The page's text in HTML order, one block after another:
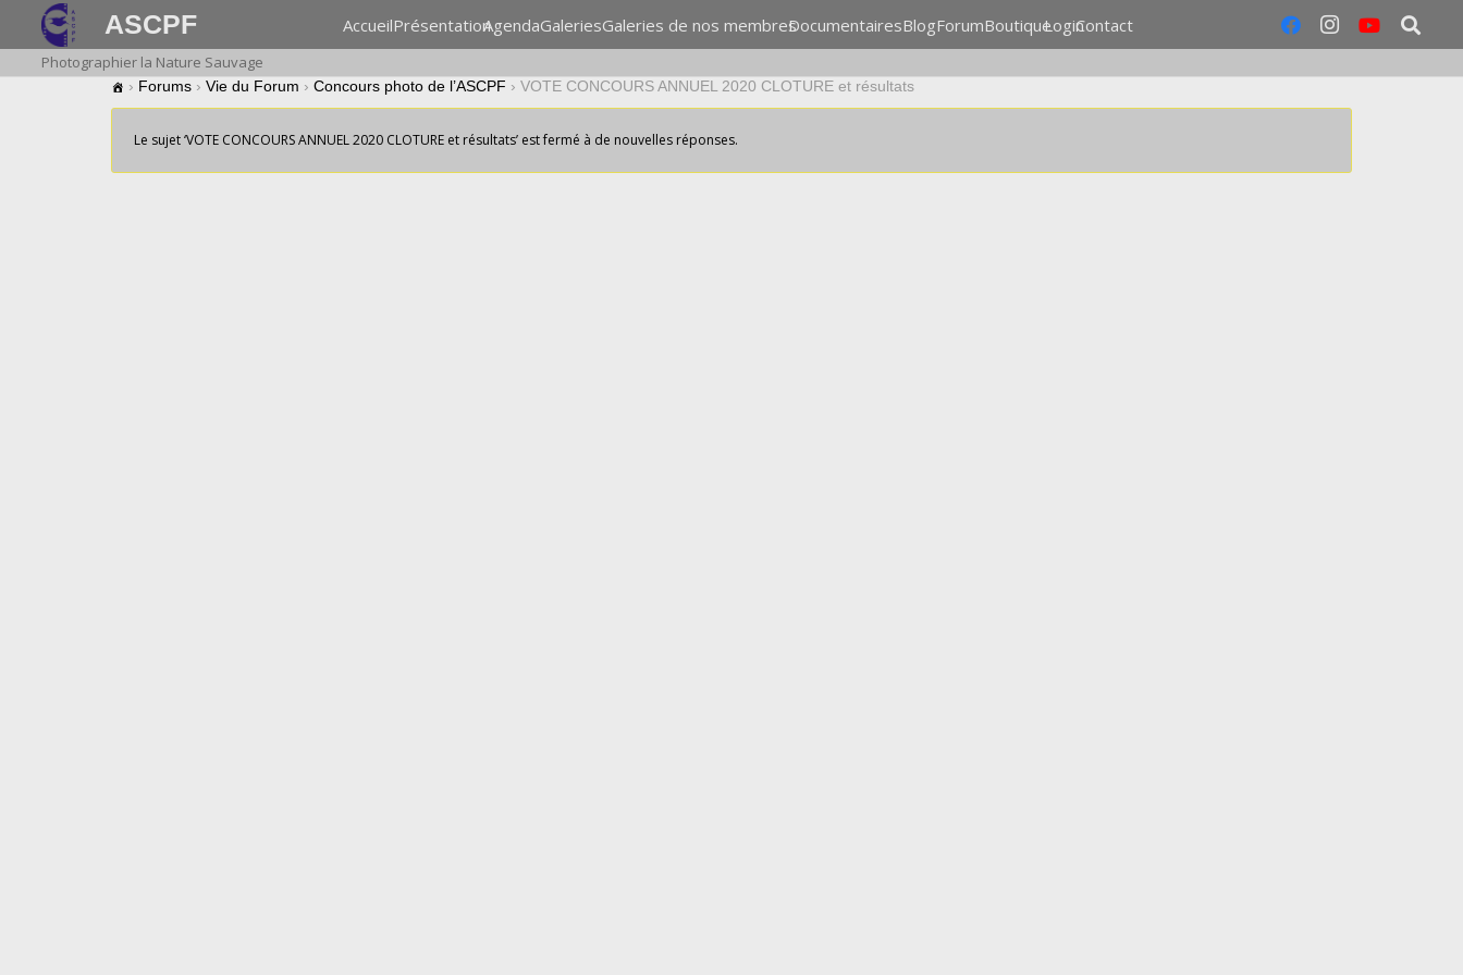
ASCPF AccueilPrésentationAgendaGaleriesGaleries de nos membresDocumentairesBlogForumBoutiqueLoginContact
Photographier la Nature Sauvage
› Forums › Vie du Forum › Concours photo de l’ASCPF › VOTE CONCOURS ANNUEL 2020 CLOTURE et résultats
Le sujet ‘VOTE CONCOURS ANNUEL 2020 CLOTURE et résultats’ est fermé à de nouvelles réponses.